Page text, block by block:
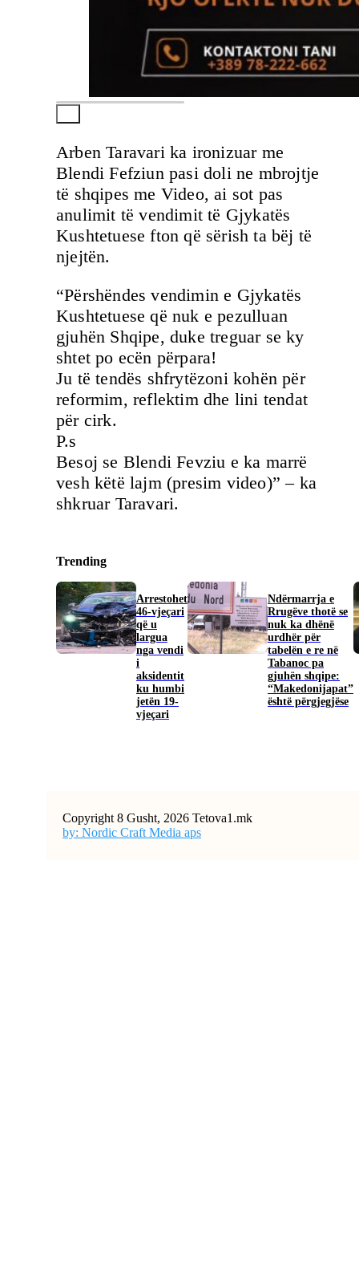
Arben Taravari ka ironizuar me
Blendi Fefziun pasi doli ne mbrojtje
të shqipes me Video, ai sot pas
anulimit të vendimit të Gjykatës
Kushtetuese fton që sërish ta bëj të
njejtën.
“Përshëndes vendimin e Gjykatës
Kushtetuese që nuk e pezulluan
gjuhën Shqipe, duke treguar se ky
shtet po ecën përpara!
Ju të tendës shfrytëzoni kohën për
reformim, reflektim dhe lini tendat
për cirk.
P.s
Besoj se Blendi Fevziu e ka marrë
vesh këtë lajm (presim video)” – ka
shkruar Taravari.
Trending
Arrestohet
46-vjeçari
që u
largua
nga vendi
i
aksidentit
ku humbi
jetën 19-
vjeçari
Ndërmarrja e
Rrugëve thotë se
nuk ka dhënë
urdhër për
tabelën e re në
Tabanoc pa
gjuhën shqipe:
“Makedonijapat”
është përgjegjëse
Copyright 8 Gusht, 2026 Tetova1.mk
by: Nordic Craft Media aps